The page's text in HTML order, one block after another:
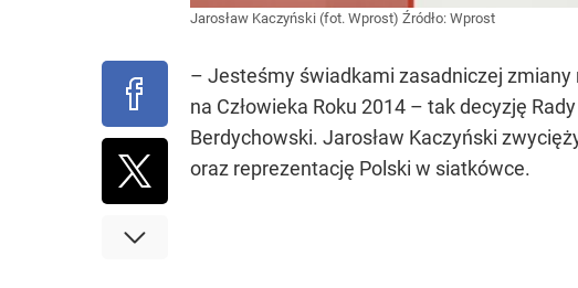
Jarosław Kaczyński (fot. Wprost) Źródło: Wprost
– Jesteśmy świadkami zasadniczej zmiany
na Człowieka Roku 2014 – tak decyzję
Berdychowski. Jarosław Kaczyński
oraz reprezentację Polski w siatkówce.